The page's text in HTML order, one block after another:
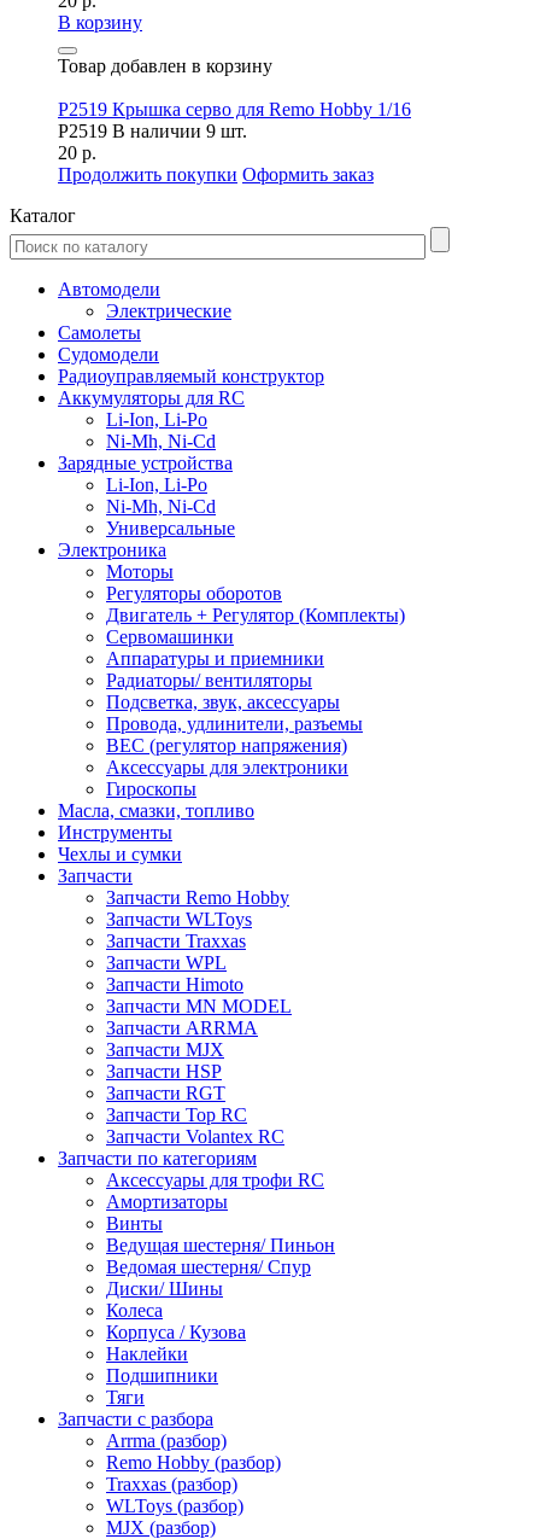
В корзину
Товар добавлен в корзину
P2519 Крышка серво для Remo Hobby 1/16
P2519 В наличии 9 шт.
20 р.
Продолжить покупки Оформить заказ
Каталог
Автомодели
Электрические
Самолеты
Судомодели
Радиоуправляемый конструктор
Аккумуляторы для RC
Li-Ion, Li-Po
Ni-Mh, Ni-Cd
Зарядные устройства
Li-Ion, Li-Po
Ni-Mh, Ni-Cd
Универсальные
Электроника
Моторы
Регуляторы оборотов
Двигатель + Регулятор (Комплекты)
Сервомашинки
Аппаратуры и приемники
Радиаторы/ вентиляторы
Подсветка, звук, аксессуары
Провода, удлинители, разъемы
BEC (регулятор напряжения)
Аксессуары для электроники
Гироскопы
Масла, смазки, топливо
Инструменты
Чехлы и сумки
Запчасти
Запчасти Remo Hobby
Запчасти WLToys
Запчасти Traxxas
Запчасти WPL
Запчасти Himoto
Запчасти MN MODEL
Запчасти ARRMA
Запчасти MJX
Запчасти HSP
Запчасти RGT
Запчасти Top RC
Запчасти Volantex RC
Запчасти по категориям
Аксессуары для трофи RC
Амортизаторы
Винты
Ведущая шестерня/ Пиньон
Ведомая шестерня/ Спур
Диски/ Шины
Колеса
Корпуса / Кузова
Наклейки
Подшипники
Тяги
Запчасти с разбора
Arrma (разбор)
Remo Hobby (разбор)
Traxxas (разбор)
WLToys (разбор)
MJX (разбор)